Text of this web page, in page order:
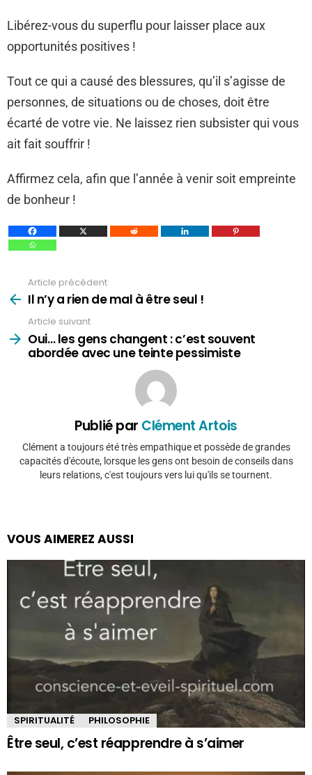
Libérez-vous du superflu pour laisser place aux
opportunités positives !
Tout ce qui a causé des blessures, qu’il s’agisse de
personnes, de situations ou de choses, doit être
écarté de votre vie. Ne laissez rien subsister qui vous
ait fait souffrir !
Affirmez cela, afin que l’année à venir soit empreinte
de bonheur !
plus
Article précédent
Il n’y a rien de mal à être seul !
Article suivant
Oui… les gens changent : c’est souvent
abordée avec une teinte pessimiste
Publié par Clément Artois
Clément a toujours été très empathique et possède de grandes
capacités d'écoute, lorsque les gens ont besoin de conseils dans
leurs relations, c'est toujours vers lui qu'ils se tournent.
VOUS AIMEREZ AUSSI
SPIRITUALITÉ PHILOSOPHIE
Être seul, c’est réapprendre à s’aimer